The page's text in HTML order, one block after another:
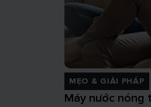
MẸO & GIẢI PHÁP
Máy nước